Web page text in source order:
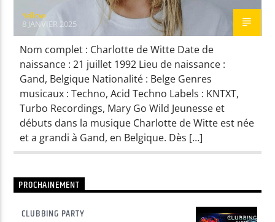
SOULFUL UNDERGROUND
00:00 00:59
UPCOMING SHOW
CLUBBING PARTY
01:00 01:59
Yellow Radio
Yellow Riviera
Yellow
8 JANVIER 2025
Nom complet : Charlotte de Witte Date de
naissance : 21 juillet 1992 Lieu de naissance :
Gand, Belgique Nationalité : Belge Genres
musicaux : Techno, Acid Techno Labels : KNTXT,
Turbo Recordings, Mary Go Wild Jeunesse et
débuts dans la musique Charlotte de Witte est née
et a grandi à Gand, en Belgique. Dès […]
PROCHAINEMENT
CLUBBING PARTY